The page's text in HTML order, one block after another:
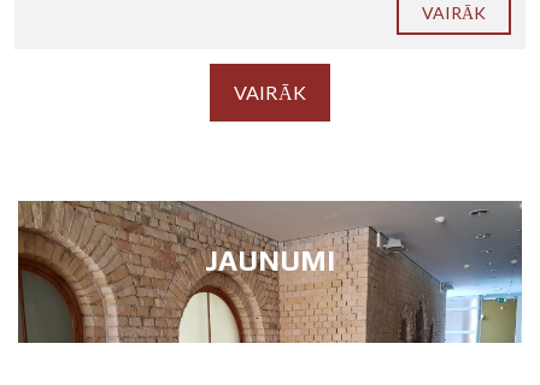
VAIRĀK
VAIRĀK
JAUNUMI